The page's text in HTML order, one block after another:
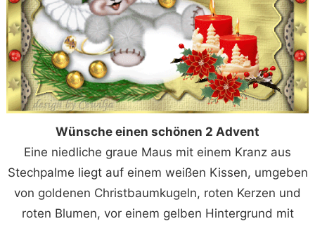
Wünsche einen schönen 2 Advent
Eine niedliche graue Maus mit einem Kranz aus
Stechpalme liegt auf einem weißen Kissen, umgeben
von goldenen Christbaumkugeln, roten Kerzen und
roten Blumen, vor einem gelben Hintergrund mit